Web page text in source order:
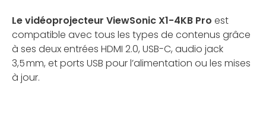
Le vidéoprojecteur ViewSonic X1-4KB Pro est
compatible avec tous les types de contenus grâce
à ses deux entrées HDMI 2.0, USB-C, audio jack
3,5 mm, et ports USB pour l’alimentation ou les mises
à jour.